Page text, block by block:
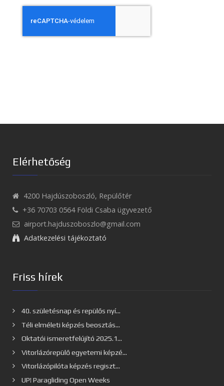
Elérhetőség
4200 Hajdúszoboszló, Repülőtér
+36 70703 0564 Földi Csaba ügyvezető
airport.hajduszoboszlo@gmail.com
Adatkezelési tájékoztató
Friss hírek
40. születésnap és repülős nyí...
Téli elméleti képzés beosztás...
Oktatói ismeretfelújító 2025.1...
Vitorlázórepülő egyetemi képzé...
Vitorlázópilóta képzés regiszt...
UP! Paragliding Open Weeks